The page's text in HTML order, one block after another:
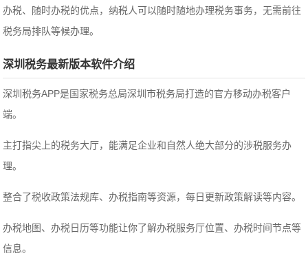
办税、随时办税的优点，纳税人可以随时随地办理税务事务，无需前往
税务局排队等候办理。
深圳税务最新版本软件介绍
深圳税务APP是国家税务总局深圳市税务局打造的官方移动办税客户
端。
主打指尖上的税务大厅，能满足企业和自然人绝大部分的涉税服务办
理。
整合了税收政策法规库、办税指南等资源，每日更新政策解读等内容。
办税地图、办税日历等功能让你了解办税服务厅位置、办税时间节点等
信息。